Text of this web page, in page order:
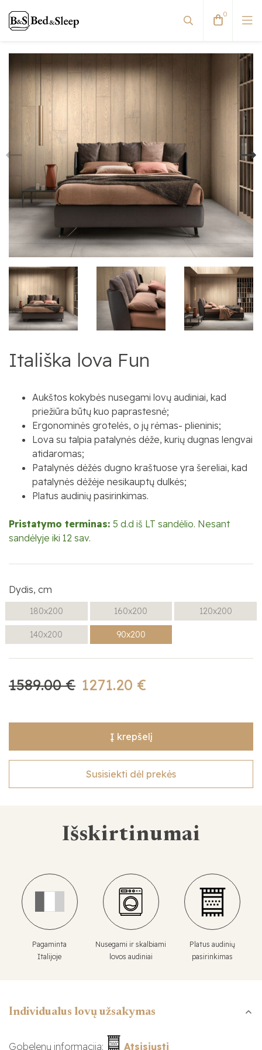
Dvigulės lovos
Reguliuojamos lovos
Viengulės / Sofos-lovos
0
Itališka lova Fun
Aukštos kokybės nusegami lovų audiniai, kad
priežiūra būtų kuo paprastesnė;
Ergonominės grotelės, o jų rėmas- plieninis;
Lova su talpia patalynės dėže, kurių dugnas lengvai
atidaromas;
Patalynės dėžės dugno kraštuose yra šereliai, kad
patalynės dėžėje nesikauptų dulkės;
Platus audinių pasirinkimas.
Pristatymo terminas: 5 d.d iš LT sandėlio. Nesant
sandėlyje iki 12 sav.
Dydis, cm
180x200 160x200 120x200
140x200 90x200
1271.20 €
1589.00 €
Į krepšelį
Susisiekti dėl prekės
Išskirtinumai
Pagaminta
Italijoje
Nusegami ir skalbiami
lovos audiniai
Platus audinių
pasirinkimas
Individualus lovų užsakymas
Gobelenų informacija: Atsisiųsti